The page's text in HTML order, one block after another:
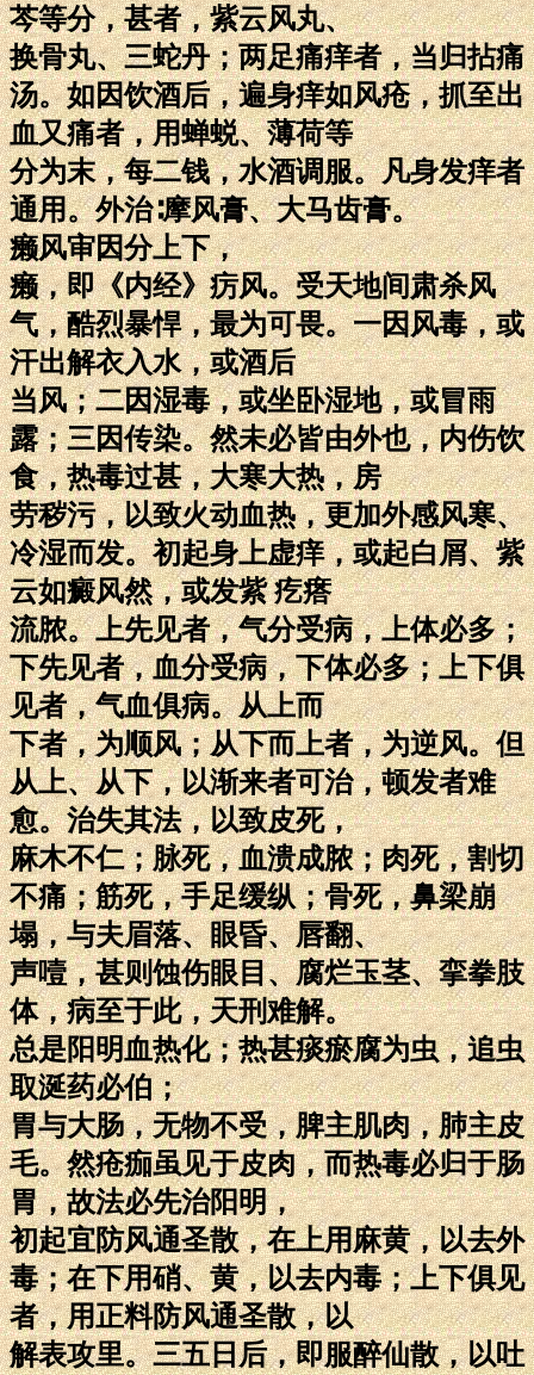
芩等分，甚者，紫云风丸、
换骨丸、三蛇丹；两足痛痒者，当归拈痛
汤。如因饮酒后，遍身痒如风疮，抓至出
血又痛者，用蝉蜕、薄荷等
分为末，每二钱，水酒调服。凡身发痒者
通用。外治∶摩风膏、大马齿膏。
癞风审因分上下，
癞，即《内经》疠风。受天地间肃杀风
气，酷烈暴悍，最为可畏。一因风毒，或
汗出解衣入水，或酒后
当风；二因湿毒，或坐卧湿地，或冒雨
露；三因传染。然未必皆由外也，内伤饮
食，热毒过甚，大寒大热，房
劳秽污，以致火动血热，更加外感风寒、
冷湿而发。初起身上虚痒，或起白屑、紫
云如癜风然，或发紫 疙瘩
流脓。上先见者，气分受病，上体必多；
下先见者，血分受病，下体必多；上下俱
见者，气血俱病。从上而
下者，为顺风；从下而上者，为逆风。但
从上、从下，以渐来者可治，顿发者难
愈。治失其法，以致皮死，
麻木不仁；脉死，血溃成脓；肉死，割切
不痛；筋死，手足缓纵；骨死，鼻梁崩
塌，与夫眉落、眼昏、唇翻、
声噎，甚则蚀伤眼目、腐烂玉茎、挛拳肢
体，病至于此，天刑难解。
总是阳明血热化；热甚痰瘀腐为虫，追虫
取涎药必伯；
胃与大肠，无物不受，脾主肌肉，肺主皮
毛。然疮痂虽见于皮肉，而热毒必归于肠
胃，故法必先治阳明，
初起宜防风通圣散，在上用麻黄，以去外
毒；在下用硝、黄，以去内毒；上下俱见
者，用正料防风通圣散，以
解表攻里。三五日后，即服醉仙散，以吐